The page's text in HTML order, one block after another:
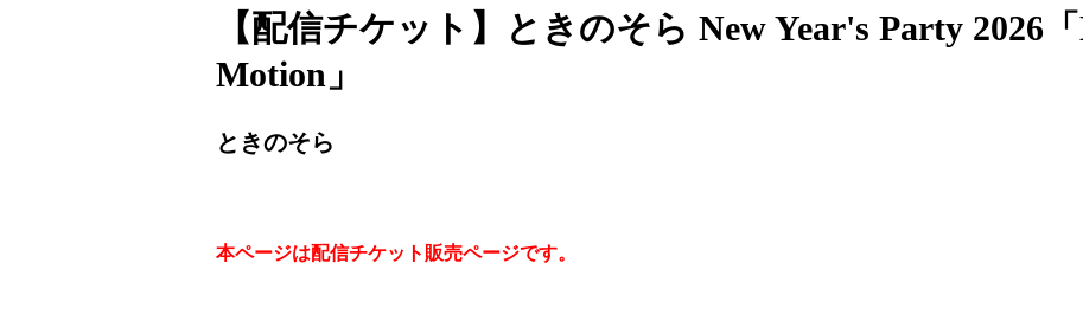
【配信チケット】ときのそら New Year's Party 2026
Motion」
ときのそら
本ページは配信チケット販売ページです。